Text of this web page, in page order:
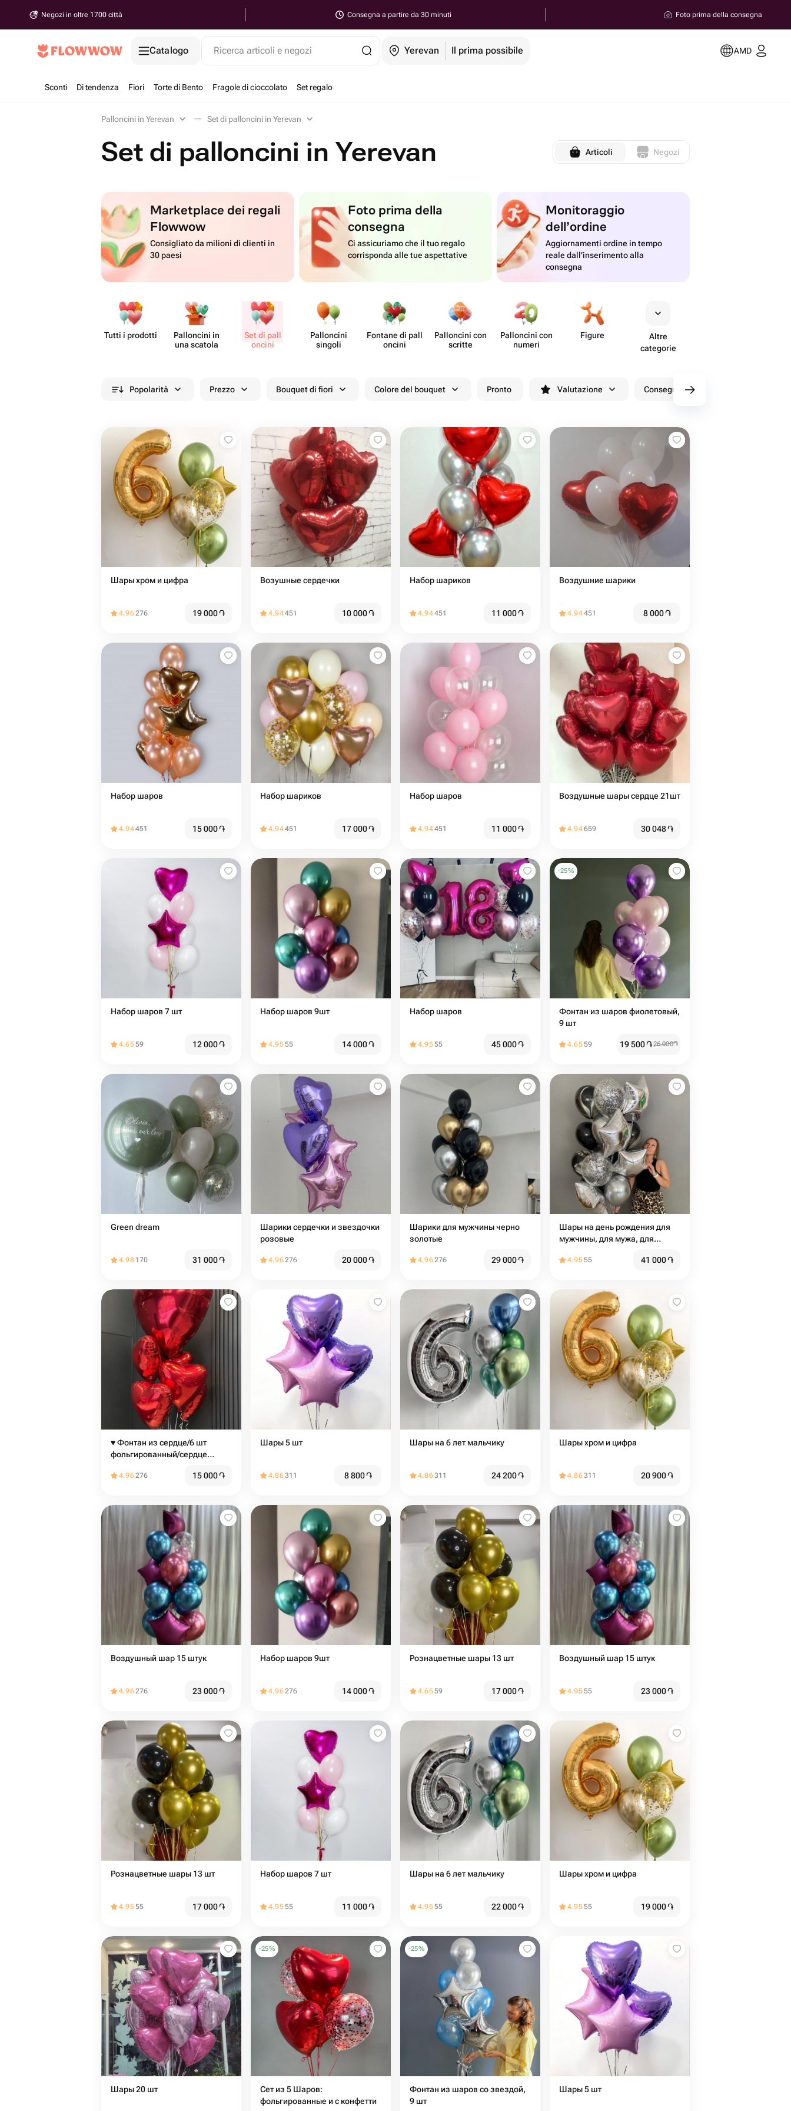
Negozi in oltre 1700 città Consegna a partire da 30 minuti Foto prima della consegna
Catalogo Ricerca articoli e negozi Yerevan Il prima possibile AMD
Sconti Di tendenza Fiori Torte di Bento Fragole di cioccolato Set regalo
Palloncini in Yerevan Set di palloncini in Yerevan
Set di palloncini in Yerevan Articoli Negozi
Marketplace dei regali
Flowwow
Consigliato da milioni di clienti in
30 paesi
Foto prima della
consegna
Ci assicuriamo che il tuo regalo
corrisponda alle tue aspettative
Monitoraggio
dell’ordine
Aggiornamenti ordine in tempo
reale dall’inserimento alla
consegna
Tutti i prodotti
Pall​oncini in
una scatola
Set di pall​
oncini
Pall​oncini
singoli
Fontane di pall​
oncini
Pall​oncini con
scritte
Pall​oncini con
numeri
Figure
Altre
categorie
Popolarità Prezzo Bouquet di fiori Colore del bouquet Pronto Valutazione Consegna entro 90 minuti
Шары хром и цифра
4.96276 19 000֏
Возушные сердечки
4.94451 10 000֏
Набор шариков
4.94451 11 000֏
Воздушние шарики
4.94451 8 000֏
Набор шаров
4.94451 15 000֏
Набор шариков
4.94451 17 000֏
Набор шаров
4.94451 11 000֏
Воздушные шары сердце 21шт
4.94659 30 048֏
Набор шаров 7 шт
4.6559 12 000֏
Набор шаров 9шт
4.9555 14 000֏
Набор шаров
4.9555 45 000֏
-25%
Фонтан из шаров фиолетовый,
9 шт
4.6559 19 500֏26 000֏
Green dream
4.98 170 31 000֏
Шарики сердечки и звездочки
розовые
4.96276 20 000֏
Шарики для мужчины черно
золотые
4.96276 29 000֏
Шары на день рождения для
мужчины, для мужа, для
девушки из чёрных и
4.9555 41 000֏
♥️ Фонтан из сердце/6 шт
фольгированный/сердце
4.96276 15 000֏
Шары 5 шт
4.86311 8 800֏
Шары на 6 лет мальчику
4.86311 24 200֏
Шары хром и цифра
4.86311 20 900֏
Воздушный шар 15 штук
4.96276 23 000֏
Набор шаров 9шт
4.96276 14 000֏
Рознацветные шары 13 шт
4.6559 17 000֏
Воздушный шар 15 штук
4.9555 23 000֏
Рознацветные шары 13 шт
4.9555 17 000֏
Набор шаров 7 шт
4.9555 11 000֏
Шары на 6 лет мальчику
4.9555 22 000֏
Шары хром и цифра
4.9555 19 000֏
Шары 20 шт
-25%
Сет из 5 Шаров:
фольгированные и с конфетти
-25%
Фонтан из шаров со звездой,
9 шт
Шары 5 шт